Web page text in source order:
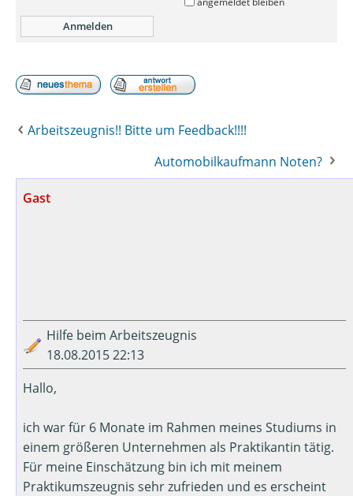
Arbeitszeugnis!! Bitte um Feedback!!!!
Automobilkaufmann Noten?
Gast
Hilfe beim Arbeitszeugnis
18.08.2015 22:13
Hallo,
ich war für 6 Monate im Rahmen meines Studiums in
einem größeren Unternehmen als Praktikantin tätig.
Für meine Einschätzung bin ich mit meinem
Praktikumszeugnis sehr zufrieden und es erscheint